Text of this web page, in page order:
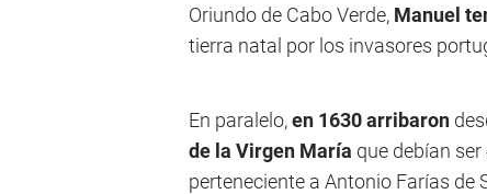
Oriundo de Cabo Verde, Manuel
tierra natal por los invasores
En paralelo,en 1630 arribaron
de la Virgen María que debían
perteneciente a Antonio Farías de